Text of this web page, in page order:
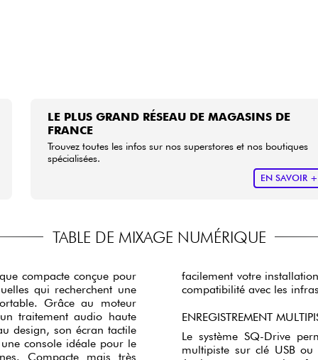
LE PLUS GRAND RÉSEAU DE MAGASINS DE
FRANCE
Trouvez toutes les infos sur nos superstores et nos boutiques
spécialisées.
EN SAVOIR +
TABLE DE MIXAGE NUMÉRIQUE
compacte conçue pour
qui recherchent une
Grâce au moteur
traitement audio haute
design, son écran tactile
console idéale pour le
Compacte mais très
facilement votre
compatibilité avec les
ENREGISTREMENT
Le système SQ-Drive
multipiste sur clé USB